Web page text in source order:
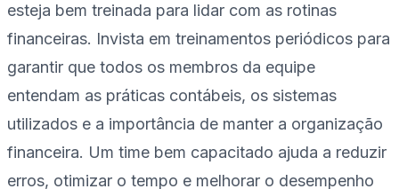
esteja bem treinada para lidar com as rotinas
financeiras. Invista em treinamentos periódicos para
garantir que todos os membros da equipe
entendam as práticas contábeis, os sistemas
utilizados e a importância de manter a organização
financeira. Um time bem capacitado ajuda a reduzir
erros, otimizar o tempo e melhorar o desempenho